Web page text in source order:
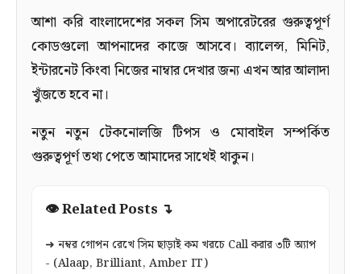
আশা করি বাংলাদেশের সকল সিম অপারেটরের গুরুত্বপূর্ণ
কোডগুলো আপনাদের কাজে আসবে। ব্যালেন্স, মিনিট,
ইন্টারনেট কিংবা নিজের নাম্বার দেখার জন্য এখন আর আলাদা
খুঁজতে হবে না।
নতুন নতুন টেকনোলজি টিপস ও মোবাইল সম্পর্কিত
গুরুত্বপূর্ণ তথ্য পেতে আমাদের সাথেই থাকুন।
👁 Related Posts ↴
➜ নম্বর গোপন রেখে সিম ছাড়াই কম খরচে Call করার ৩টি অ্যাপ
- (Alaap, Brilliant, Amber IT)